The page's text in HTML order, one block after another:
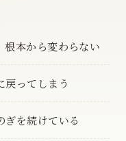
根本から変わらない
戻ってしまう
ぎを続けている